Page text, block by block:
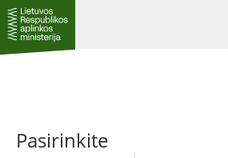
Pasirinkite